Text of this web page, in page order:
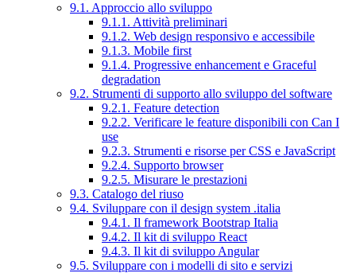
9.1. Approccio allo sviluppo
9.1.1. Attività preliminari
9.1.2. Web design responsivo e accessibile
9.1.3. Mobile first
9.1.4. Progressive enhancement e Graceful
degradation
9.2. Strumenti di supporto allo sviluppo del software
9.2.1. Feature detection
9.2.2. Verificare le feature disponibili con Can I
use
9.2.3. Strumenti e risorse per CSS e JavaScript
9.2.4. Supporto browser
9.2.5. Misurare le prestazioni
9.3. Catalogo del riuso
9.4. Sviluppare con il design system .italia
9.4.1. Il framework Bootstrap Italia
9.4.2. Il kit di sviluppo React
9.4.3. Il kit di sviluppo Angular
9.5. Sviluppare con i modelli di sito e servizi